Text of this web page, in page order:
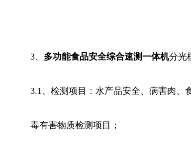
3、 多功能食品安全综合速测一体机分光
3.1、检测项目：水产品安全、病害肉、
毒有害物质检测项目；